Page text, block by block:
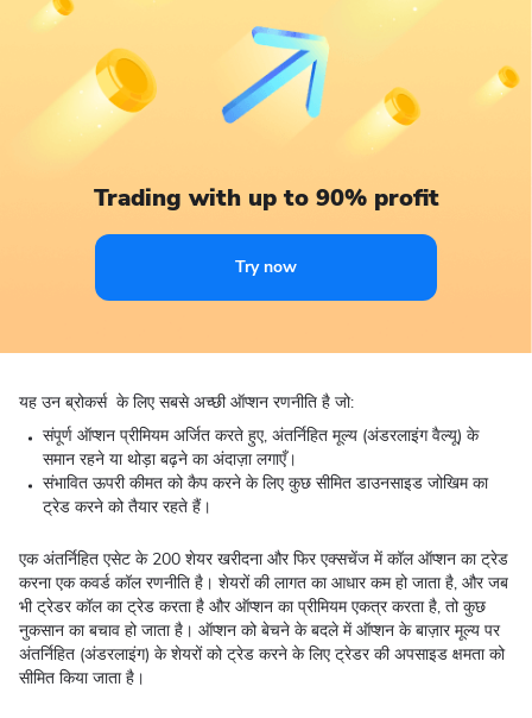
Trading with up to 90% profit
Try now
यह उन ब्रोकर्स के लिए सबसे अच्छी ऑप्शन रणनीति है जो:
संपूर्ण ऑप्शन प्रीमियम अर्जित करते हुए, अंतर्निहित मूल्य (अंडरलाइंग वैल्यू) के
समान रहने या थोड़ा बढ़ने का अंदाज़ा लगाएँ।
संभावित ऊपरी कीमत को कैप करने के लिए कुछ सीमित डाउनसाइड जोखिम का
ट्रेड करने को तैयार रहते हैं।
एक अंतर्निहित एसेट के 200 शेयर खरीदना और फिर एक्सचेंज में कॉल ऑप्शन का ट्रेड
करना एक कवर्ड कॉल रणनीति है। शेयरों की लागत का आधार कम हो जाता है, और जब
भी ट्रेडर कॉल का ट्रेड करता है और ऑप्शन का प्रीमियम एकत्र करता है, तो कुछ
नुकसान का बचाव हो जाता है। ऑप्शन को बेचने के बदले में ऑप्शन के बाज़ार मूल्य पर
अंतर्निहित (अंडरलाइंग) के शेयरों को ट्रेड करने के लिए ट्रेडर की अपसाइड क्षमता को
सीमित किया जाता है।